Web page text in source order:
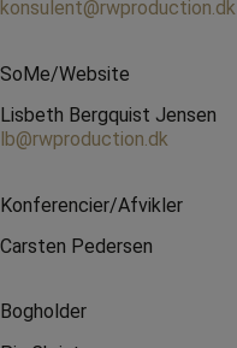
konsulent@rwproduction.dk
SoMe/Website
Lisbeth Bergquist Jensen
lb@rwproduction.dk
Konferencier/Afvikler
Carsten Pedersen
Bogholder